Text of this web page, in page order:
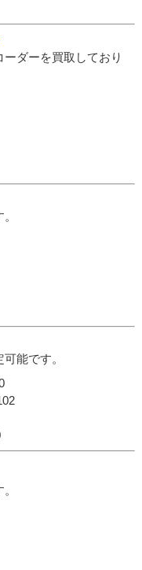
ダーを買取しており
能です。